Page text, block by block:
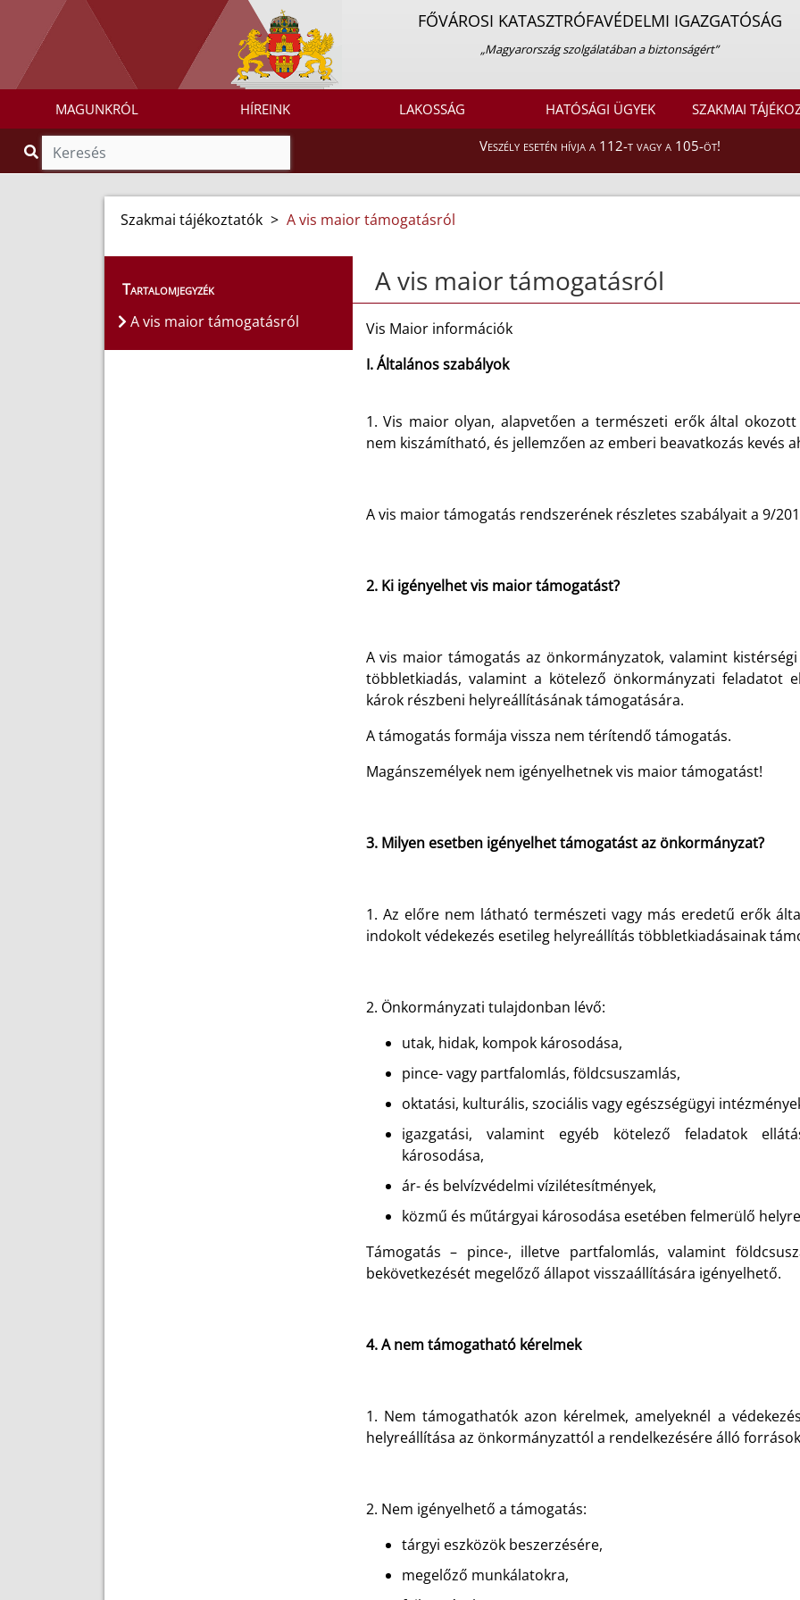
FŐVÁROSI KATASZTRÓFAVÉDELMI IGAZGATÓSÁG
„Magyarország szolgálatában a biztonságért”
MAGUNKRÓL HÍREINK LAKOSSÁG HATÓSÁGI ÜGYEK SZAKMAI
Veszély esetén hívja a 112-t vagy a 105-öt!
Szakmai tájékoztatók > A vis maior támogatásról
Tartalomjegyzék
A vis maior támogatásról
A vis maior támogatásról
Vis Maior információk
I. Általános szabályok
1. Vis maior olyan, alapvetően a természeti erők által
nem kiszámítható, és jellemzően az emberi beavatkozás kevés
A vis maior támogatás rendszerének részletes szabályait a 9/
2. Ki igényelhet vis maior támogatást?
A vis maior támogatás az önkormányzatok, valamint
többletkiadás, valamint a kötelező önkormányzati feladatot
károk részbeni helyreállításának támogatására.
A támogatás formája vissza nem térítendő támogatás.
Magánszemélyek nem igényelhetnek vis maior támogatást!
3. Milyen esetben igényelhet támogatást az önkormányzat?
1. Az előre nem látható természeti vagy más eredetű erők
indokolt védekezés esetileg helyreállítás többletkiadásainak
2. Önkormányzati tulajdonban lévő:
utak, hidak, kompok károsodása,
pince- vagy partfalomlás, földcsuszamlás,
oktatási, kulturális, szociális vagy egészségügyi
igazgatási, valamint egyéb kötelező feladatok
károsodása,
ár- és belvízvédelmi vízilétesítmények,
közmű és műtárgyai károsodása esetében felmerülő
Támogatás – pince-, illetve partfalomlás, valamint
bekövetkezését megelőző állapot visszaállítására igényelhető.
4. A nem támogatható kérelmek
1. Nem támogathatók azon kérelmek, amelyeknél a
helyreállítása az önkormányzattól a rendelkezésére álló
2. Nem igényelhető a támogatás:
tárgyi eszközök beszerzésére,
megelőző munkálatokra,